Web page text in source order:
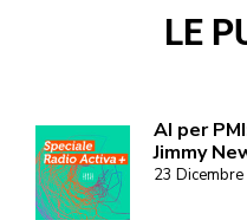
LE
AI per
Jimmy
23